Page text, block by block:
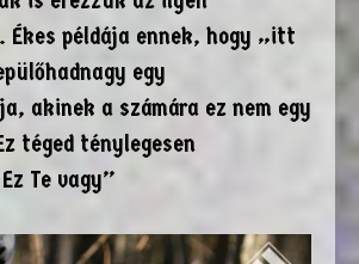
Ékes példája ennek, hogy „itt
egy
akinek a számára ez nem egy
téged ténylegesen
Te vagy”